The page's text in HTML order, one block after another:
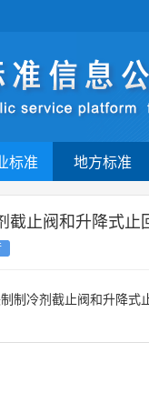
标准 地方标准
截止阀和升降式止
制冷剂截止阀和升降式